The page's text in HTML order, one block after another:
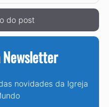
Newsletter
novidades da Igreja